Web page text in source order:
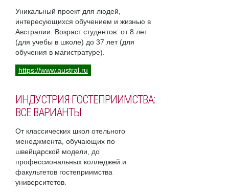
Уникальный проект для людей,
интересующихся обучением и жизнью в
Австралии. Возраст студентов: от 8 лет
(для учебы в школе) до 37 лет (для
обучения в магистратуре).
https://www.austral.ru
ИНДУСТРИЯ ГОСТЕПРИИМСТВА:
ВСЕ ВАРИАНТЫ
От классических школ отельного
менеджмента, обучающих по
швейцарской модели, до
профессиональных колледжей и
факультетов гостеприимства
университетов.